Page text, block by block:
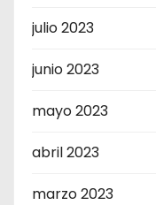
julio 2023
junio 2023
mayo 2023
abril 2023
marzo 2023